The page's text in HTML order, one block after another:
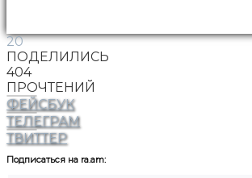
20
ПОДЕЛИЛИСЬ
404
ПРОЧТЕНИЙ
ФЕЙСБУК
ТЕЛЕГРАМ
ТВИТТЕР
Подписаться на ra.am: